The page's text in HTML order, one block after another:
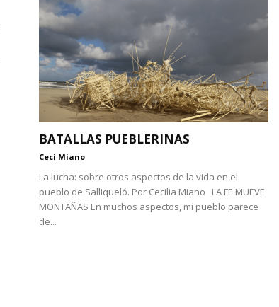
BATALLAS PUEBLERINAS
Ceci Miano
La lucha: sobre otros aspectos de la vida en el
pueblo de Salliqueló. Por Cecilia Miano LA FE MUEVE
MONTAÑAS En muchos aspectos, mi pueblo parece
de...